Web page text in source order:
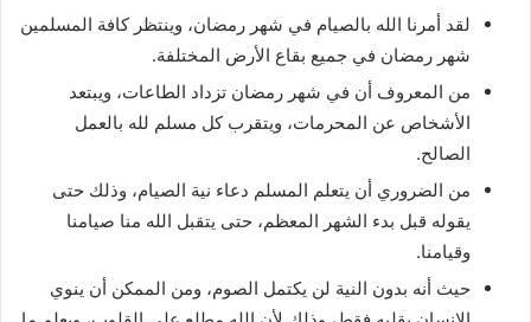
لقد أمرنا الله بالصيام في شهر رمضان، وينتظر كافة المسلمين
شهر رمضان في جميع بقاع الأرض المختلفة.
من المعروف أن في شهر رمضان تزداد الطاعات، ويبتعد
الأشخاص عن المحرمات، ويتقرب كل مسلم لله بالعمل
الصالح.
من الضروري أن يتعلم المسلم دعاء نية الصيام، وذلك حتى
يقوله قبل بدء الشهر المعظم، حتى يتقبل الله منا صيامنا
وقيامنا.
حيث أنه بدون النية لن يكتمل الصوم، ومن الممكن أن ينوي